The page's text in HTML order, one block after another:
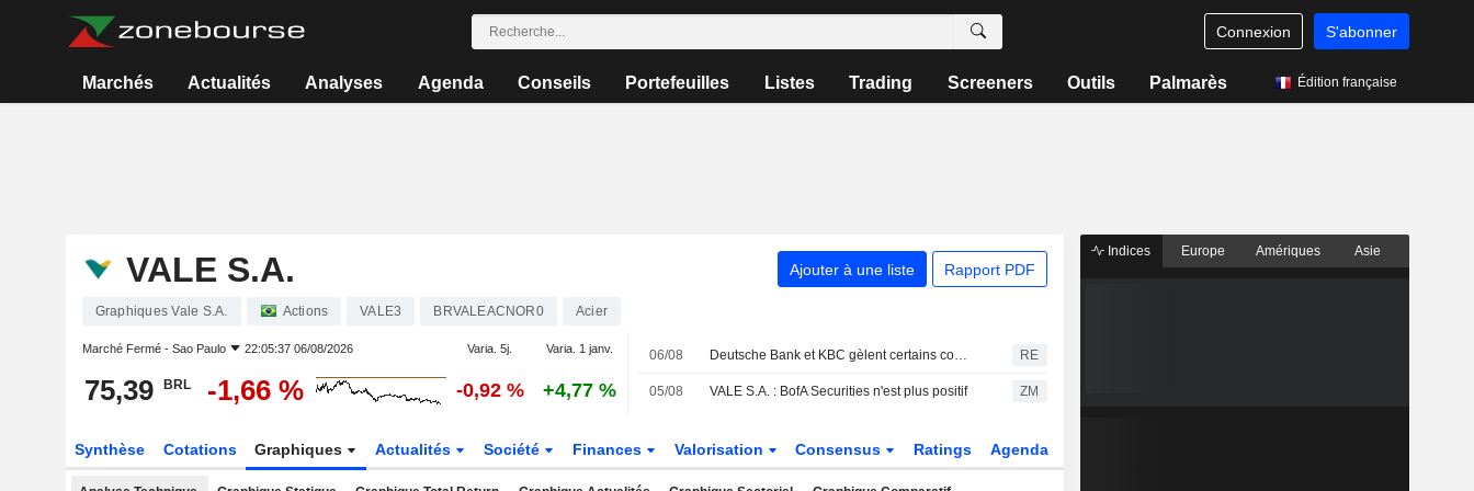
Connexion S'abonner
Marchés Actualités Analyses Agenda Conseils Portefeuilles Listes Trading Screeners Outils Palmarès Édition française
VALE S.A. Ajouter à une liste Rapport PDF
Graphiques Vale S.A. Actions VALE3 BRVALEACNOR0 Acier
Marché Fermé - Sao Paulo 22:05:37 06/08/2026 Varia. 5j. Varia. 1 janv.
75,39 BRL -1,66 % -0,92 % +4,77 %
06/08 Deutsche Bank et KBC gèlent certains comptes de Radiant World à Singapour, selon Bloomberg News RE
05/08 VALE S.A. : BofA Securities n'est plus positif ZM
Synthèse Cotations Graphiques Actualités Société Finances Valorisation Consensus Ratings Agenda
Indices Europe Amériques Asie